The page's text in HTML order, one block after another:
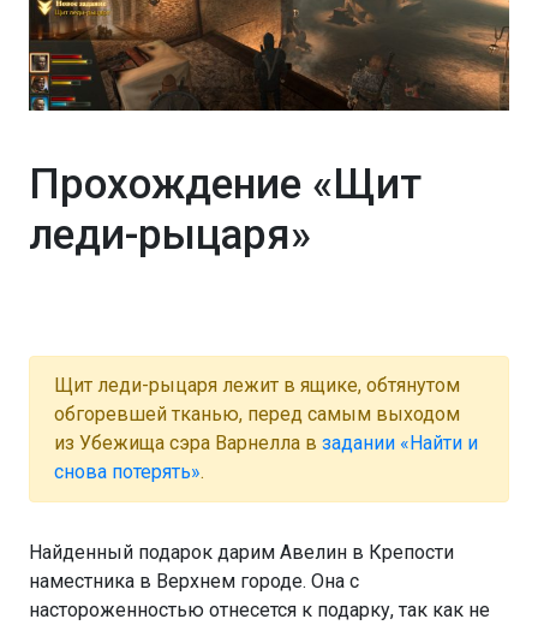
Прохождение «Щит
леди-рыцаря»
Щит леди-рыцаря лежит в ящике, обтянутом
обгоревшей тканью, перед самым выходом
из Убежища сэра Варнелла взадании «Найти и
снова потерять».
Найденный подарок дарим Авелин в Крепости
наместника в Верхнем городе. Она с
настороженностью отнесется к подарку, так как не